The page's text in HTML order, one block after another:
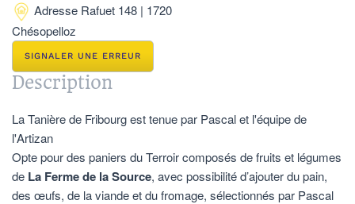
Adresse Rafuet 148 | 1720
Chésopelloz
SIGNALER UNE ERREUR
Description
La Tanière de Fribourg est tenue par Pascal et l'équipe de
l'Artizan
Opte pour des paniers du Terroir composés de fruits et légumes
de La Ferme de la Source, avec possibilité d’ajouter du pain,
des œufs, de la viande et du fromage, sélectionnés par Pascal